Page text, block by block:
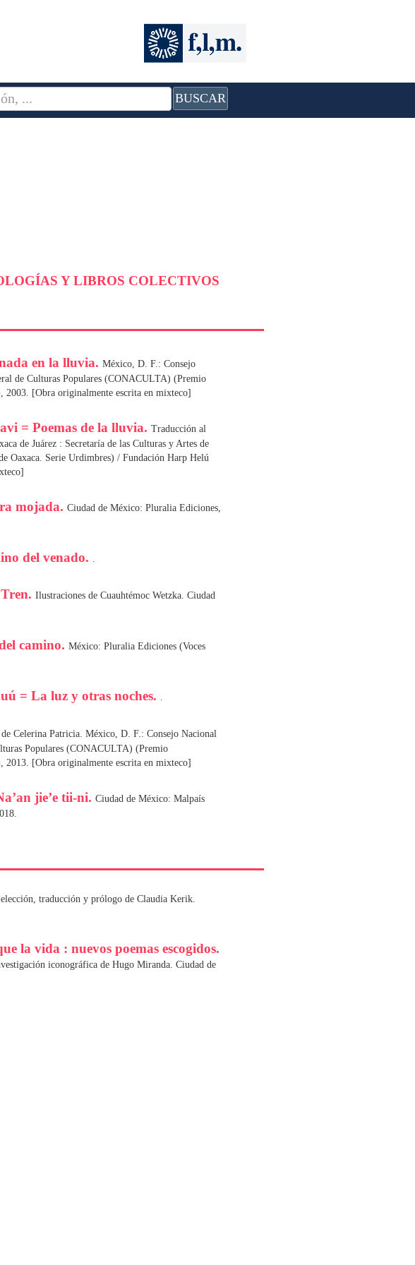
BUSCAR
Y LIBROS COLECTIVOS
en la lluvia. México, D. F.: Consejo
de Culturas Populares (CONACULTA) (Premio
2003. [Obra originalmente escrita en mixteco]
= Poemas de la lluvia. Traducción al
de Juárez : Secretaría de las Culturas y Artes de
Oaxaca. Serie Urdimbres) / Fundación Harp Helú
mojada. Ciudad de México: Pluralia Ediciones,
del venado.
Ilustraciones de Cuauhtémoc Wetzka. Ciudad
camino. México: Pluralia Ediciones (Voces
= La luz y otras noches.
Celerina Patricia. México, D. F.: Consejo Nacional
Populares (CONACULTA) (Premio
2013. [Obra originalmente escrita en mixteco]
jie’e tii-ni. Ciudad de México: Malpaís
traducción y prólogo de Claudia Kerik.
la vida : nuevos poemas escogidos.
iconográfica de Hugo Miranda. Ciudad de